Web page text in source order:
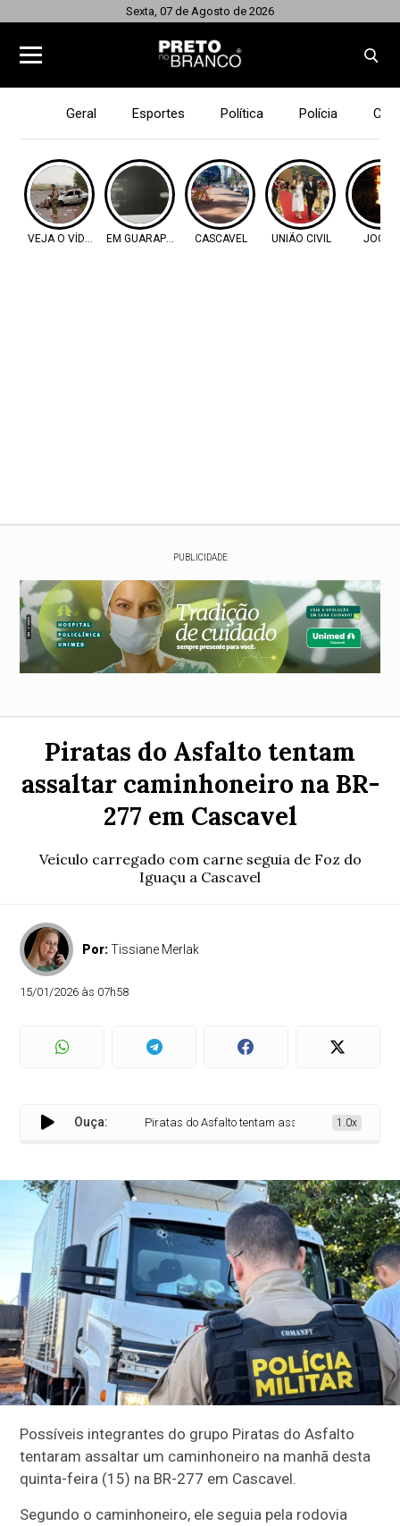
Sexta, 07 de Agosto de 2026
Geral Esportes Política Polícia
VEJA O VÍDEO EM GUARAPUAVA CASCAVEL UNIÃO CIVIL JOGOS
PUBLICIDADE
Piratas do Asfalto tentam
assaltar caminhoneiro na BR-
277 em Cascavel
Veículo carregado com carne seguia de Foz do
Iguaçu a Cascavel
Por:Tissiane Merlak
15/01/2026 às 07h58
Ouça: Piratas do Asfalto tentam assaltar caminhoneiro na
1.0x
Possíveis integrantes do grupo Piratas do Asfalto
tentaram assaltar um caminhoneiro na manhã desta
quinta-feira (15) na BR-277 em Cascavel.
Segundo o caminhoneiro, ele seguia pela rodovia